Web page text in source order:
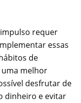
requer
essas
de
uma melhor
desfrutar de
dinheiro e evitar